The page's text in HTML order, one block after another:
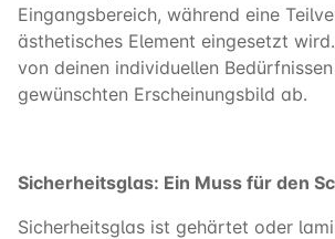
Eingangsbereich, während eine
ästhetisches Element eingesetzt
von deinen individuellen
gewünschten Erscheinungsbild ab.
Sicherheitsglas: Ein Muss für den
Sicherheitsglas ist gehärtet oder